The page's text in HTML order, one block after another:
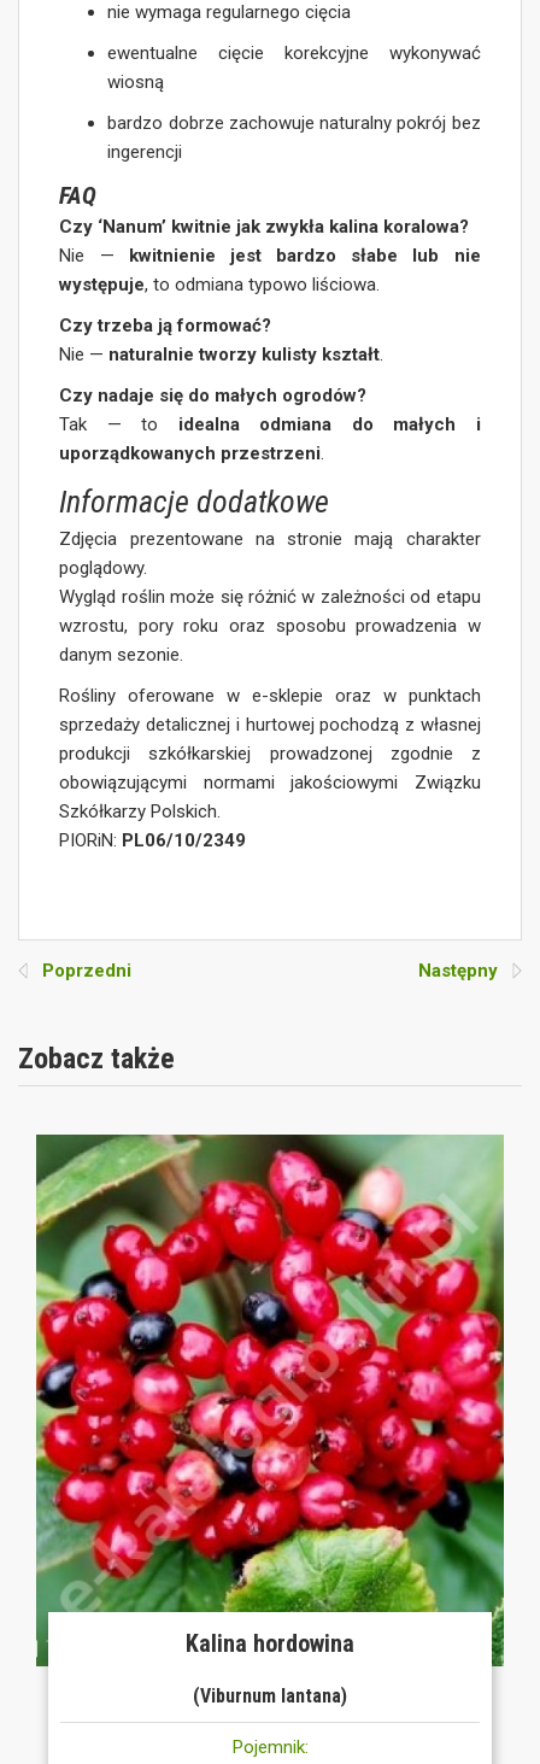
nie wymaga regularnego cięcia
ewentualne cięcie korekcyjne wykonywać
wiosną
bardzo dobrze zachowuje naturalny pokrój bez
ingerencji
FAQ
Czy ‘Nanum’ kwitnie jak zwykła kalina koralowa?
Nie —
kwitnienie jest bardzo słabe lub nie
występuje, to odmiana typowo liściowa.
Czy trzeba ją formować?
Nie — naturalnie tworzy kulisty kształt.
Czy nadaje się do małych ogrodów?
Tak — to idealna odmiana do małych i
uporządkowanych przestrzeni.
Informacje dodatkowe
Zdjęcia prezentowane na stronie mają charakter
poglądowy.
Wygląd roślin może się różnić w zależności od etapu
wzrostu, pory roku oraz sposobu prowadzenia w
danym sezonie.
Rośliny oferowane w e-sklepie oraz w punktach
sprzedaży detalicznej i hurtowej pochodzą z własnej
produkcji szkółkarskiej prowadzonej zgodnie z
obowiązującymi normami jakościowymi Związku
Szkółkarzy Polskich.
PIORiN: PL06/10/2349
Poprzedni Następny
Zobacz także
Kalina hordowina
(Viburnum lantana)
Pojemnik: